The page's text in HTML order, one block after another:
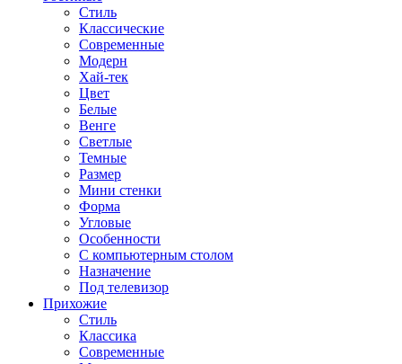
Стиль
Классические
Современные
Модерн
Хай-тек
Цвет
Белые
Венге
Светлые
Темные
Размер
Мини стенки
Форма
Угловые
Особенности
С компьютерным столом
Назначение
Под телевизор
Прихожие
Стиль
Классика
Современные